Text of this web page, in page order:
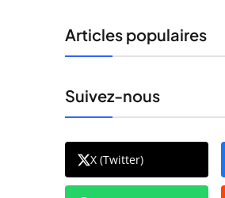
Articles populaires
Suivez-nous
X (Twitter)